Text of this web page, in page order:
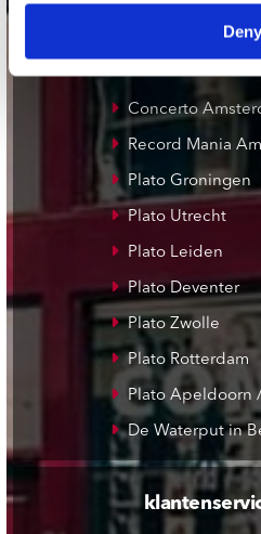
Deny
onze winkels
Concerto
Record Mania
Plato Groningen
Plato Utrecht
Plato Leiden
Plato Deventer
Plato Zwolle
Plato Rotterdam
Plato Apeldoorn
De Waterput in